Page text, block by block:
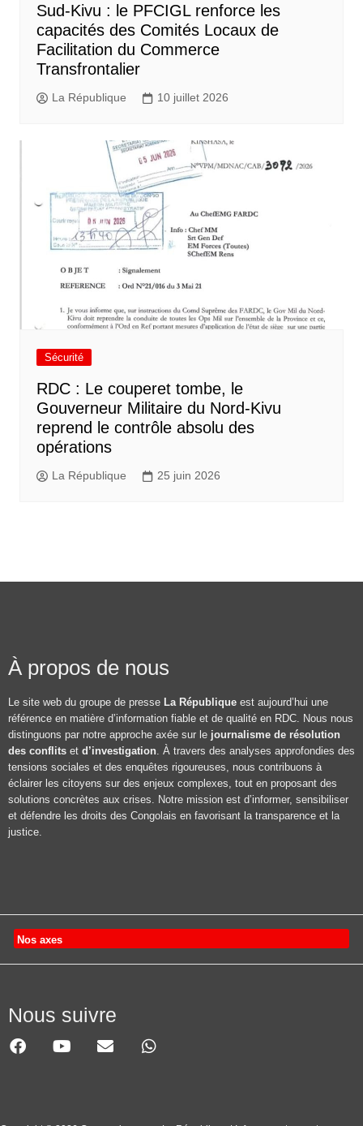
Sud-Kivu : le PFCIGL renforce les
capacités des Comités Locaux de
Facilitation du Commerce
Transfrontalier
La République 10 juillet 2026
Sécurité
RDC : Le couperet tombe, le
Gouverneur Militaire du Nord-Kivu
reprend le contrôle absolu des
opérations
La République 25 juin 2026
À propos de nous
Le site web du groupe de presse La République est aujourd’hui une
référence en matière d’information fiable et de qualité en RDC. Nous nous
distinguons par notre approche axée sur le journalisme de résolution
des conflits et d’investigation . À travers des analyses approfondies des
tensions sociales et des enquêtes rigoureuses, nous contribuons à
éclairer les citoyens sur des enjeux complexes, tout en proposant des
solutions concrètes aux crises. Notre mission est d’informer, sensibiliser
et défendre les droits des Congolais en favorisant la transparence et la
justice.
Nos axes
Nous suivre